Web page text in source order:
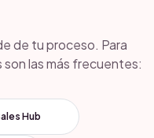
de tu proceso. Para
son las más frecuentes:
Hub